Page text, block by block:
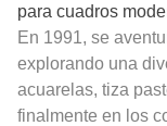
para cuadros
En 1991, se
explorando una
acuarelas, tiza
finalmente en los